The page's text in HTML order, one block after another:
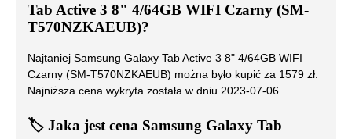
Tab Active 3 8" 4/64GB WIFI Czarny (SM-
T570NZKAEUB)?
Najtaniej Samsung Galaxy Tab Active 3 8" 4/64GB WIFI
Czarny (SM-T570NZKAEUB) można było kupić za 1579 zł.
Najniższa cena wykryta została w dniu 2023-07-06.
🏷️ Jaka jest cena Samsung Galaxy Tab